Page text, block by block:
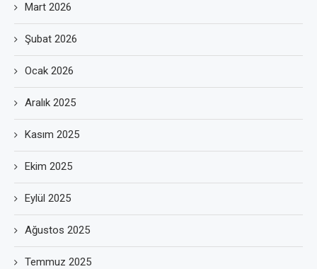
Mart 2026
Şubat 2026
Ocak 2026
Aralık 2025
Kasım 2025
Ekim 2025
Eylül 2025
Ağustos 2025
Temmuz 2025